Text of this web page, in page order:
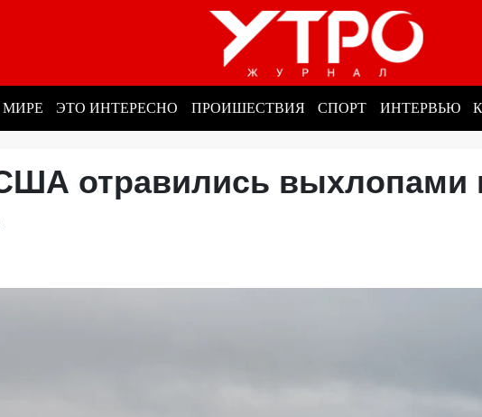
МИРЕ ЭТО ИНТЕРЕСНО ПРОИШЕСТВИЯ СПОРТ ИНТЕРВЬЮ
отравились выхлопами